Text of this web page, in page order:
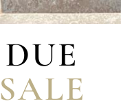
DUE
SALE